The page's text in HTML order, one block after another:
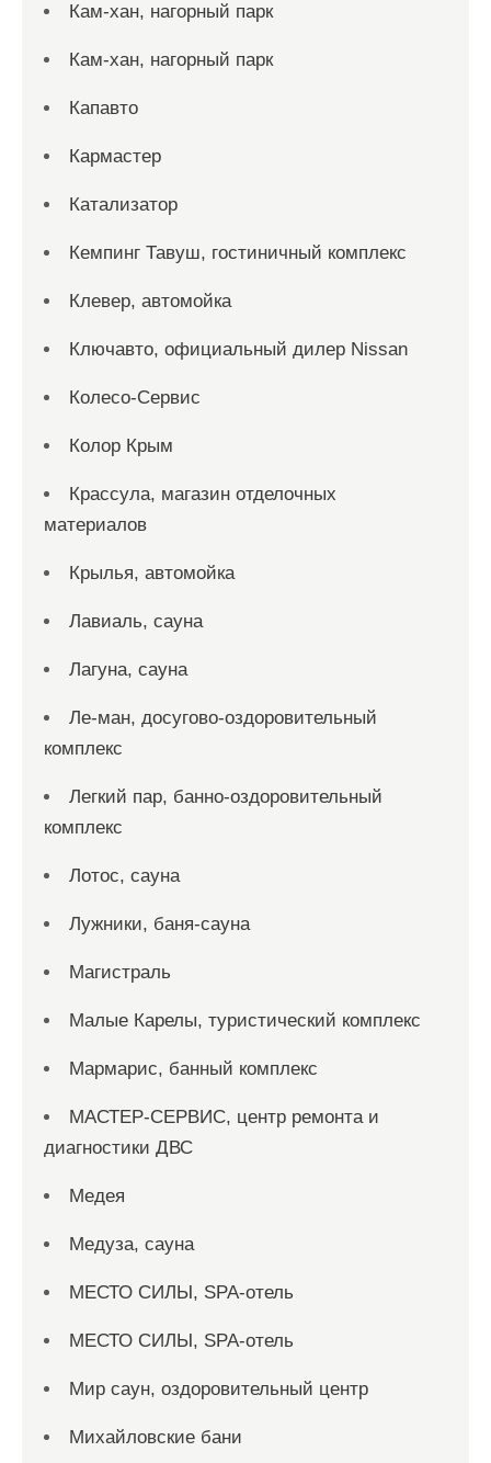
Кам-хан, нагорный парк
Кам-хан, нагорный парк
Капавто
Кармастер
Катализатор
Кемпинг Тавуш, гостиничный комплекс
Клевер, автомойка
Ключавто, официальный дилер Nissan
Колесо-Сервис
Колор Крым
Крассула, магазин отделочных
материалов
Крылья, автомойка
Лавиаль, сауна
Лагуна, сауна
Ле-ман, досугово-оздоровительный
комплекс
Легкий пар, банно-оздоровительный
комплекс
Лотос, сауна
Лужники, баня-сауна
Магистраль
Малые Карелы, туристический комплекс
Мармарис, банный комплекс
МАСТЕР-СЕРВИС, центр ремонта и
диагностики ДВС
Медея
Медуза, сауна
МЕСТО СИЛЫ, SPA-отель
МЕСТО СИЛЫ, SPA-отель
Мир саун, оздоровительный центр
Михайловские бани